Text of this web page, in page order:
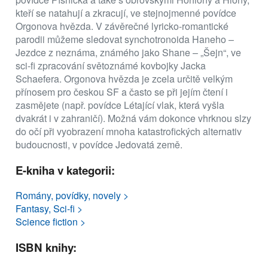
kteří se natahují a zkracují, ve stejnojmenné povídce
Orgonova hvězda. V závěrečné lyricko-romantické
parodii můžeme sledovat synchotronoida Haneho –
Jezdce z neznáma, známého jako Shane – „Šejn“, ve
sci-fi zpracování světoznámé kovbojky Jacka
Schaefera. Orgonova hvězda je zcela určitě velkým
přínosem pro českou SF a často se při jejím čtení i
zasmějete (např. povídce Létající vlak, která vyšla
dvakrát i v zahraničí). Možná vám dokonce vhrknou slzy
do očí při vyobrazení mnoha katastrofických alternativ
budoucnosti, v povídce Jedovatá země.
E-kniha v kategorii:
Romány, povídky, novely >
Fantasy, Sci-fi >
Science fiction >
ISBN knihy: